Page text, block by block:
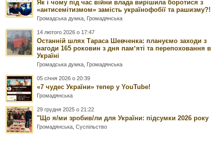
Як і чому під час війни влада вирішила боротися з
«антисемітизмом» замість українофобії та рашизму?!
Громадська думка Громадянська
14 лютого 2026 о 17:47
Останній шлях Тараса Шевченка: плануємо заходи з
нагоди 165 роковин з дня памʼяті та перепоховання в
Україні
Громадська думка Громадянська
05 січня 2026 о 20:39
«7 чудес України» тепер у YouTube!
Громадянська
29 грудня 2025 о 21:22
"Що я/ми зробив/ли для України: підсумки 2026 року
Громадянська ,Суспільство